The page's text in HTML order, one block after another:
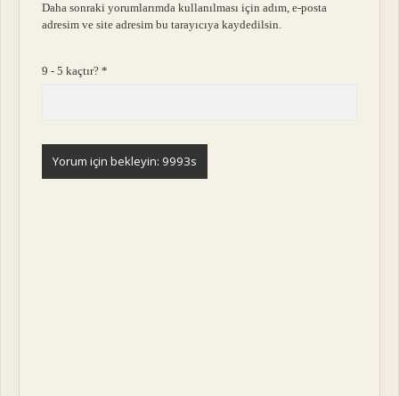
Daha sonraki yorumlarımda kullanılması için adım, e-posta
adresim ve site adresim bu tarayıcıya kaydedilsin.
9 - 5 kaçtır?*